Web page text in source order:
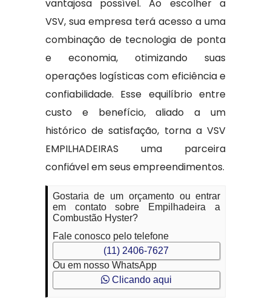
vantajosa possível. Ao escolher a
VSV, sua empresa terá acesso a uma
combinação de tecnologia de ponta
e economia, otimizando suas
operações logísticas com eficiência e
confiabilidade. Esse equilíbrio entre
custo e benefício, aliado a um
histórico de satisfação, torna a VSV
EMPILHADEIRAS uma parceira
confiável em seus empreendimentos.
Gostaria de um orçamento ou entrar
em contato sobre Empilhadeira a
Combustão Hyster?
Fale conosco pelo telefone
(11) 2406-7627
Ou em nosso WhatsApp
Clicando aqui